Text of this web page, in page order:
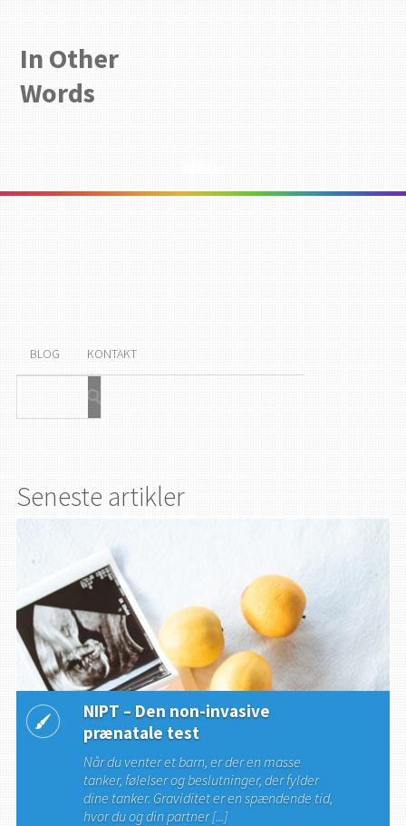
In Other
Words
BLOG KONTAKT
Seneste artikler
NIPT – Den non-invasive
prænatale test
Når du venter et barn, er der en masse
tanker, følelser og beslutninger, der fylder
dine tanker. Graviditet er en spændende tid,
hvor du og din partner [...]